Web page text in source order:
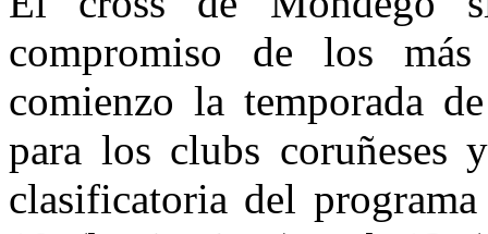
compromiso de los
comienzo la temporada
para los clubs coruñeses
clasificatoria del